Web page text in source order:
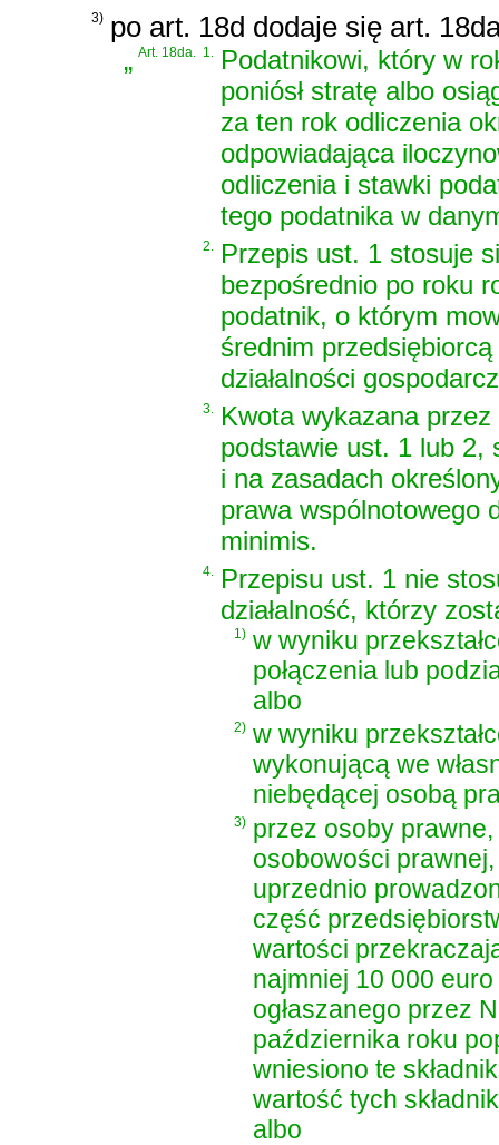
3) po art. 18d dodaje się art.
„Art. 18da. 1.
Podatnikowi, który w
poniósł stratę albo
za ten rok odliczenia
odpowiadająca
odliczenia i stawki
tego podatnika w
2.
Przepis ust. 1 stosuje
bezpośrednio po roku
podatnik, o którym
średnim
działalności
3.
Kwota wykazana
podstawie ust. 1 lub 2,
i na zasadach
prawa wspólnotowego
minimis.
4.
Przepisu ust. 1 nie
działalność, którzy
1) w wyniku
połączenia lub
albo
2) w wyniku
wykonującą we
niebędącej osobą
3) przez osoby
osobowości
uprzednio
część
wartości
najmniej 10 000
ogłaszanego przez
października roku
wniesiono te
wartość tych
albo